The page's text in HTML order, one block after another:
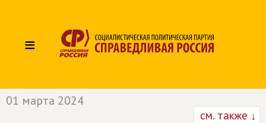
≡
01 марта 2024
см. также ↓